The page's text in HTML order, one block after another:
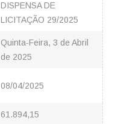
DISPENSA DE
LICITAÇÃO 29/2025
Quinta-Feira, 3 de Abril
de 2025
08/04/2025
61.894,15